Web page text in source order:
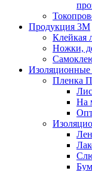
Продукция 3M
Клейкая
Ножки,
Изоляционные
Пленка
На